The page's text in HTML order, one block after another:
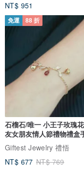
NT$ 951
免運 88 折
石榴石/唯一 小王子玫瑰
友女朋友情人節禮物禮盒
Giftest Jewelry 禮悟
NT$ 677 NT$ 769